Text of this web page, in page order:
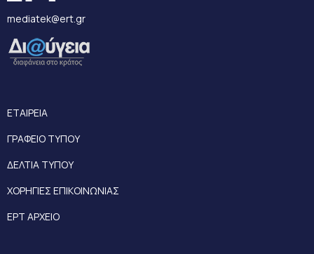
mediatek@ert.gr
ΕΤΑΙΡΕΙΑ
ΓΡΑΦΕΙΟ ΤΥΠΟΥ
ΔΕΛΤΙΑ ΤΥΠΟΥ
ΧΟΡΗΓΙΕΣ ΕΠΙΚΟΙΝΩΝΙΑΣ
ΕΡΤ ΑΡΧΕΙΟ